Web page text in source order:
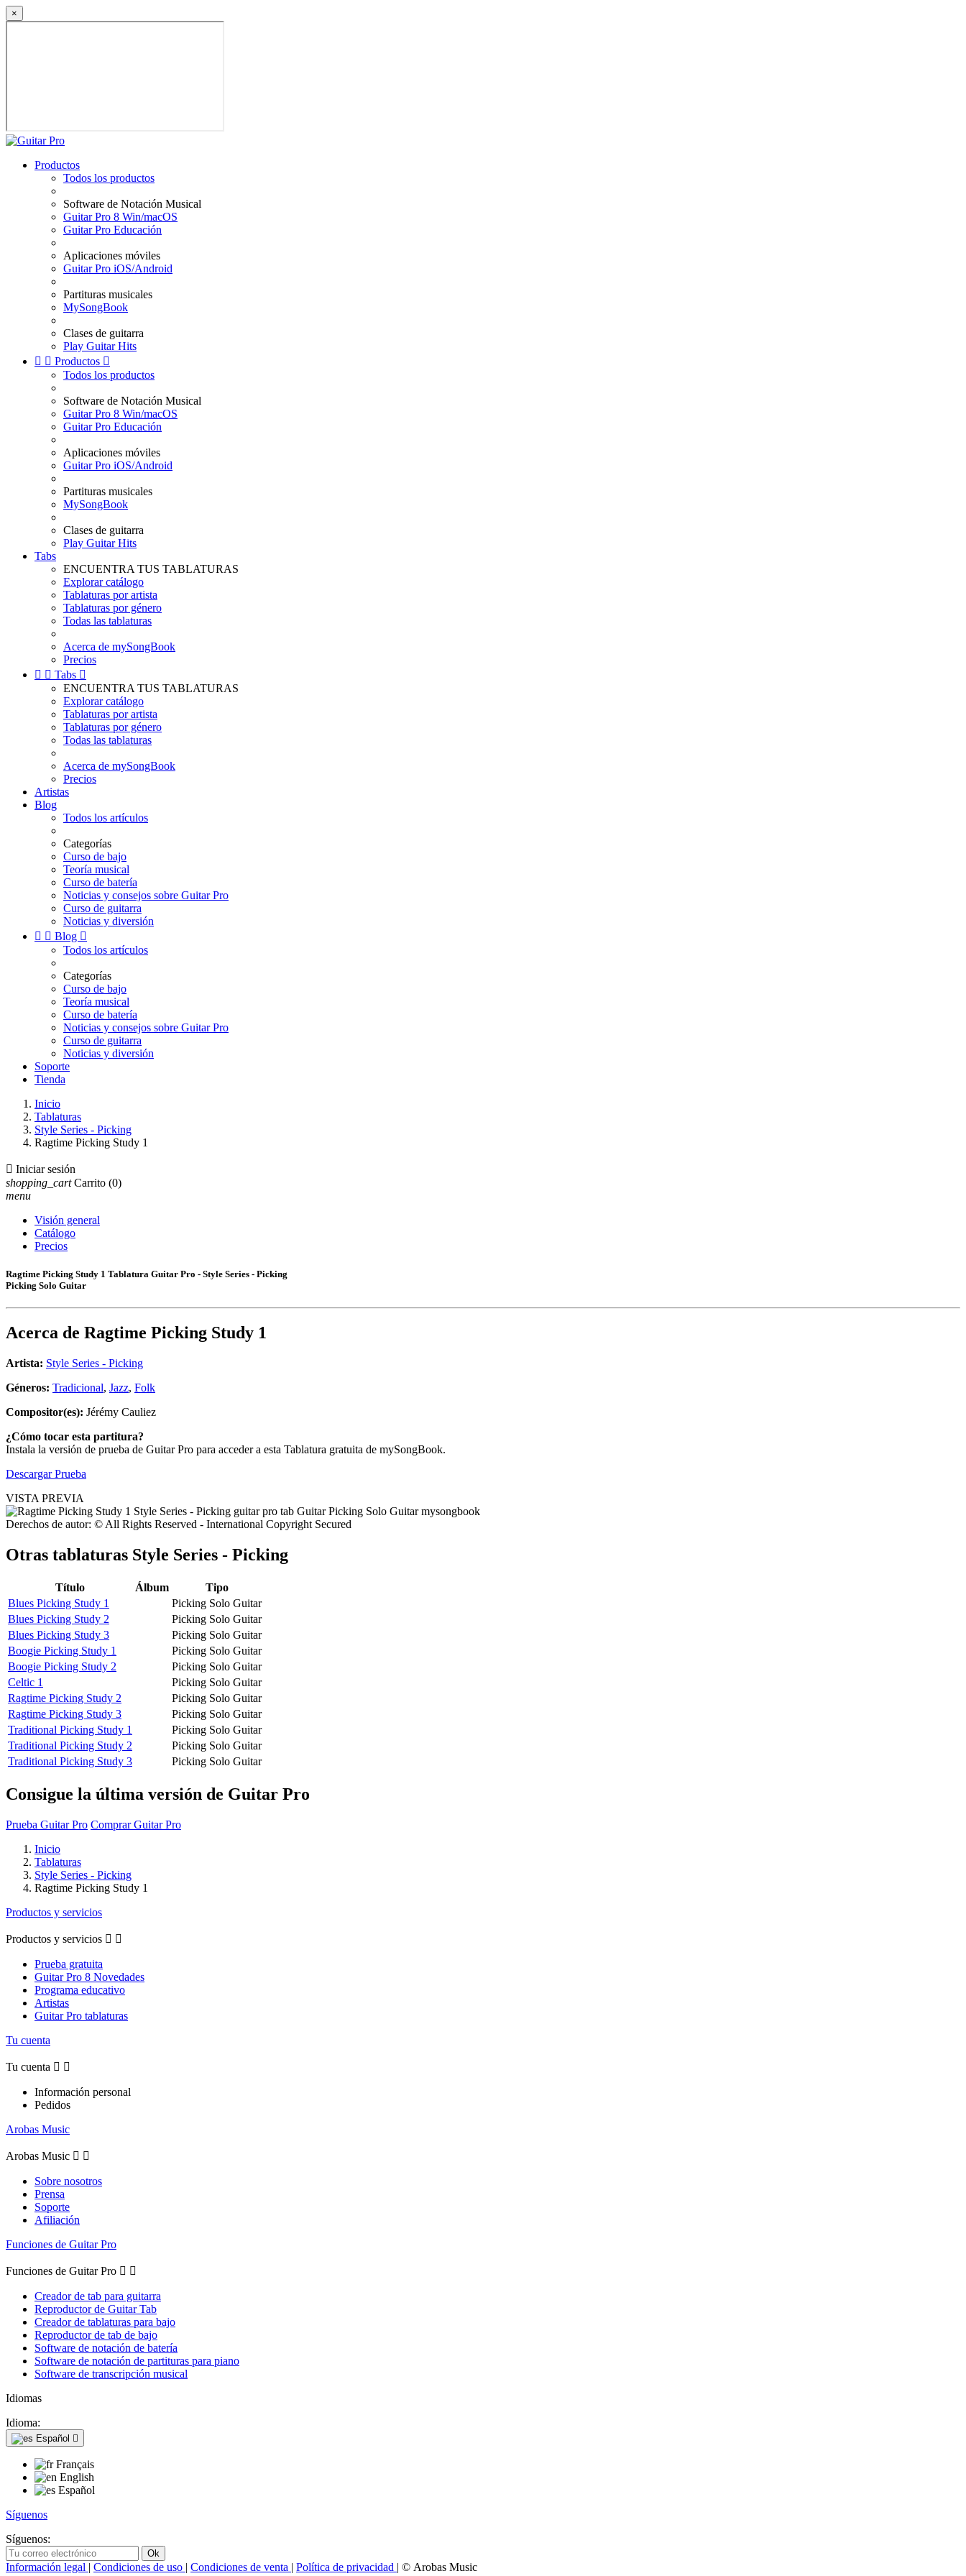
×
Productos
Todos los productos
Software de Notación Musical
Guitar Pro 8 Win/macOS
Guitar Pro Educación
Aplicaciones móviles
Guitar Pro iOS/Android
Partituras musicales
MySongBook
Clases de guitarra
Play Guitar Hits
  Productos 
Todos los productos
Software de Notación Musical
Guitar Pro 8 Win/macOS
Guitar Pro Educación
Aplicaciones móviles
Guitar Pro iOS/Android
Partituras musicales
MySongBook
Clases de guitarra
Play Guitar Hits
Tabs
ENCUENTRA TUS TABLATURAS
Explorar catálogo
Tablaturas por artista
Tablaturas por género
Todas las tablaturas
Acerca de mySongBook
Precios
  Tabs 
ENCUENTRA TUS TABLATURAS
Explorar catálogo
Tablaturas por artista
Tablaturas por género
Todas las tablaturas
Acerca de mySongBook
Precios
Artistas
Blog
Todos los artículos
Categorías
Curso de bajo
Teoría musical
Curso de batería
Noticias y consejos sobre Guitar Pro
Curso de guitarra
Noticias y diversión
  Blog 
Todos los artículos
Categorías
Curso de bajo
Teoría musical
Curso de batería
Noticias y consejos sobre Guitar Pro
Curso de guitarra
Noticias y diversión
Soporte
Tienda
Inicio
Tablaturas
Style Series - Picking
Ragtime Picking Study 1
 Iniciar sesión
shopping_cart Carrito (0)
menu
Visión general
Catálogo
Precios
Ragtime Picking Study 1 Tablatura Guitar Pro - Style Series - Picking
Picking Solo Guitar
Acerca de Ragtime Picking Study 1
Artista: Style Series - Picking
Géneros: Tradicional, Jazz, Folk
Compositor(es): Jérémy Cauliez
¿Cómo tocar esta partitura?
Instala la versión de prueba de Guitar Pro para acceder a esta Tablatura gratuita de mySongBook.
Descargar Prueba
VISTA PREVIA
Derechos de autor: © All Rights Reserved - International Copyright Secured
Otras tablaturas Style Series - Picking
Título Álbum
Tipo
Blues Picking Study 1
Picking Solo Guitar
Blues Picking Study 2
Picking Solo Guitar
Blues Picking Study 3
Picking Solo Guitar
Boogie Picking Study 1
Picking Solo Guitar
Boogie Picking Study 2
Picking Solo Guitar
Celtic 1
Picking Solo Guitar
Ragtime Picking Study 2
Picking Solo Guitar
Ragtime Picking Study 3
Picking Solo Guitar
Traditional Picking Study 1
Picking Solo Guitar
Traditional Picking Study 2
Picking Solo Guitar
Traditional Picking Study 3
Picking Solo Guitar
Consigue la última versión de Guitar Pro
Prueba Guitar Pro Comprar Guitar Pro
Inicio
Tablaturas
Style Series - Picking
Ragtime Picking Study 1
Productos y servicios
Productos y servicios  
Prueba gratuita
Guitar Pro 8 Novedades
Programa educativo
Artistas
Guitar Pro tablaturas
Tu cuenta
Tu cuenta  
Información personal
Pedidos
Arobas Music
Arobas Music  
Sobre nosotros
Prensa
Soporte
Afiliación
Funciones de Guitar Pro
Funciones de Guitar Pro  
Creador de tab para guitarra
Reproductor de Guitar Tab
Creador de tablaturas para bajo
Reproductor de tab de bajo
Software de notación de batería
Software de notación de partituras para piano
Software de transcripción musical
Idiomas
Idioma:
Español 
Français
English
Español
Síguenos
Síguenos:
Información legal | Condiciones de uso | Condiciones de venta | Política de privacidad | © Arobas Music